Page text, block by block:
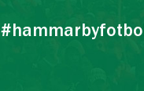
#hammarbyfotboll